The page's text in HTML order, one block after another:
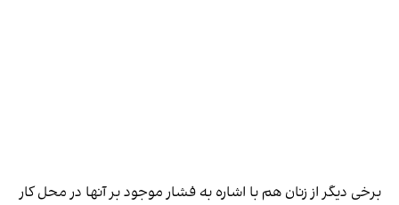
برخی دیگر از زنان هم با اشاره به فشار موجود بر آنها در محل کار